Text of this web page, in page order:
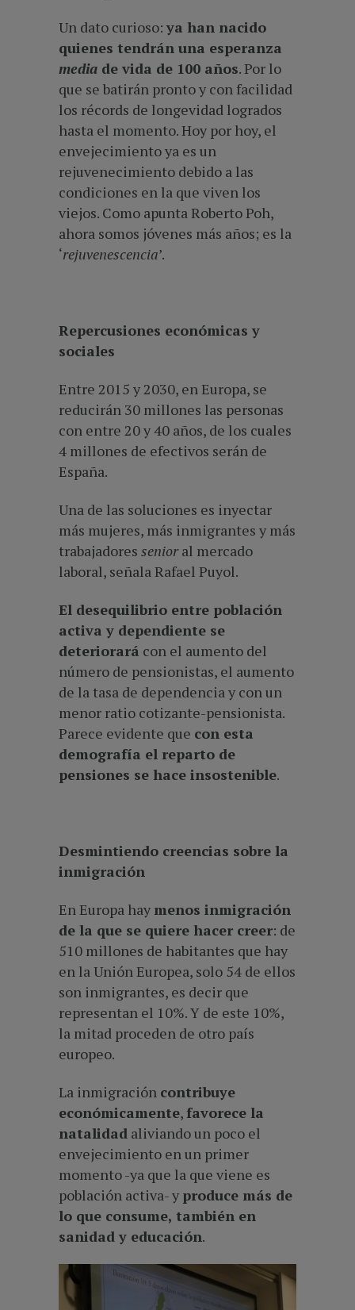
Un dato curioso: ya han nacido
quienes tendrán una esperanza
media de vida de 100 años. Por lo
que se batirán pronto y con facilidad
los récords de longevidad logrados
hasta el momento. Hoy por hoy, el
envejecimiento ya es un
rejuvenecimiento debido a las
condiciones en la que viven los
viejos. Como apunta Roberto Poh,
ahora somos jóvenes más años; es la
‘rejuvenescencia’.
Repercusiones económicas y
sociales
Entre 2015 y 2030, en Europa, se
reducirán 30 millones las personas
con entre 20 y 40 años, de los cuales
4 millones de efectivos serán de
España.
Una de las soluciones es inyectar
más mujeres, más inmigrantes y más
trabajadores senioral mercado
laboral, señala Rafael Puyol.
El desequilibrio entre población
activa y dependiente se
deteriorará con el aumento del
número de pensionistas, el aumento
de la tasa de dependencia y con un
menor ratio cotizante-pensionista.
Parece evidente que con esta
demografía el reparto de
pensiones se hace insostenible.
Desmintiendo creencias sobre la
inmigración
En Europa hay menos inmigración
de la que se quiere hacer creer: de
510 millones de habitantes que hay
en la Unión Europea, solo 54 de ellos
son inmigrantes, es decir que
representan el 10%. Y de este 10%,
la mitad proceden de otro país
europeo.
La inmigración contribuye
económicamente, favorece la
natalidad aliviando un poco el
envejecimiento en un primer
momento -ya que la que viene es
población activa- y produce más de
lo que consume, también en
sanidad y educación.